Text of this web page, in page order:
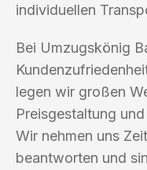
individuellen
Bei Umzugskönig
legen wir großen
Preisgestaltung
Wir nehmen uns
beantworten und